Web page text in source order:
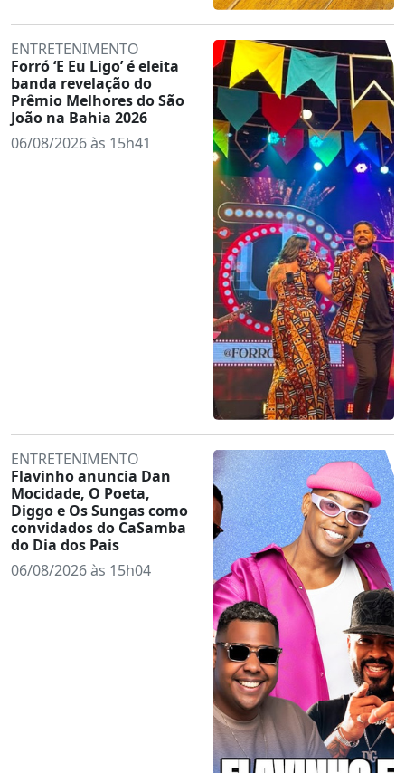
ENTRETENIMENTO
Forró ‘E Eu Ligo’ é eleita
banda revelação do
Prêmio Melhores do São
João na Bahia 2026
06/08/2026 às 15h41
ENTRETENIMENTO
Flavinho anuncia Dan
Mocidade, O Poeta,
Diggo e Os Sungas como
convidados do CaSamba
do Dia dos Pais
06/08/2026 às 15h04